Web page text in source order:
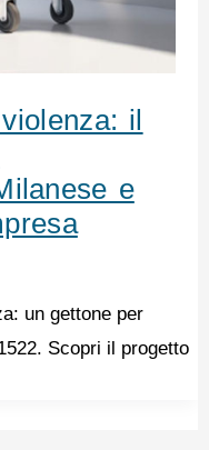
il
e
un gettone per
Scopri il progetto